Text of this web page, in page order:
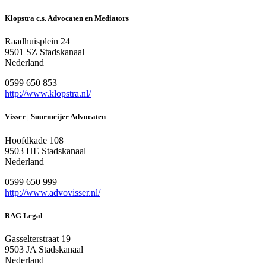
Klopstra c.s. Advocaten en Mediators
Raadhuisplein 24
9501 SZ Stadskanaal
Nederland
0599 650 853
http://www.klopstra.nl/
Visser | Suurmeijer Advocaten
Hoofdkade 108
9503 HE Stadskanaal
Nederland
0599 650 999
http://www.advovisser.nl/
RAG Legal
Gasselterstraat 19
9503 JA Stadskanaal
Nederland